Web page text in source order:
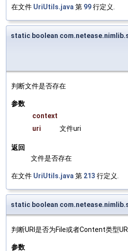
在文件 UriUtils.java第 99行定义.
static boolean
判断文件是否存在
参数
context
uri
文件uri
返回
文件是否存在
在文件 UriUtils.java第 213 行定义.
static boolean
判断URI是否为File或者Content类型
参数